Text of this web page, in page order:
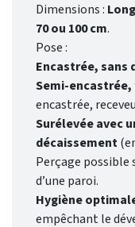
Dimensions :
70 ou 100 cm.
Pose :
Encastrée,sans
Semi-encastrée,
encastrée,
Surélevée avec
décaissement
Perçage
d’une paroi.
Hygiène
empêchant le